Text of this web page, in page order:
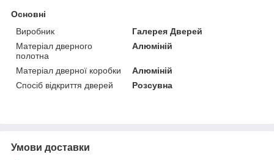
Основні
Виробник
Галерея Дверей
Матеріал дверного
полотна
Алюміній
Матеріал дверної коробки
Алюміній
Спосіб відкриття дверей
Розсувна
Умови доставки